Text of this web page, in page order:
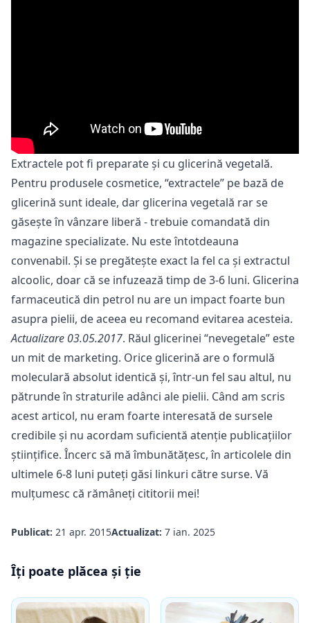
Extractele pot fi preparate și cu glicerină vegetală.
Pentru produsele cosmetice, “extractele” pe bază de
glicerină sunt ideale, dar glicerina vegetală rar se
găsește în vânzare liberă - trebuie comandată din
magazine specializate. Nu este întotdeauna
convenabil. Și se pregătește exact la fel ca și extractul
alcoolic, doar că se infuzează timp de 3-6 luni. Glicerina
farmaceutică din petrol nu are un impact foarte bun
asupra pielii, de aceea eu recomand evitarea acesteia.
Actualizare 03.05.2017. Răul glicerinei “nevegetale” este
un mit de marketing. Orice glicerină are o formulă
moleculară absolut identică și, într-un fel sau altul, nu
pătrunde în straturile adânci ale pielii. Când am scris
acest articol, nu eram foarte interesată de sursele
credibile și nu acordam suficientă atenție publicațiilor
științifice. Încerc să mă îmbunătățesc, în articolele din
ultimele 6-8 luni puteți găsi linkuri către surse. Vă
mulțumesc că rămâneți cititorii mei!
Publicat: 21 apr. 2015Actualizat: 7 ian. 2025
Îți poate plăcea și ție